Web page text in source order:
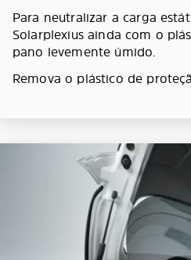
Para neutralizar a carga
Solarplexius ainda com o
pano levemente úmido.
Remova o plástico de